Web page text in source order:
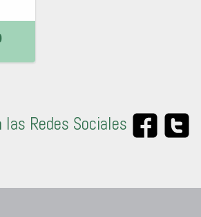
las Redes Sociales